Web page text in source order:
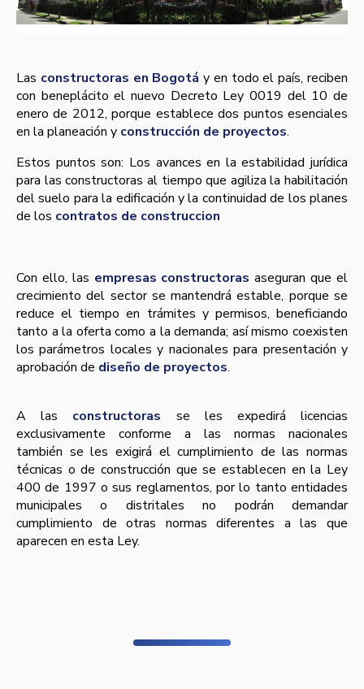
Las constructoras en Bogotá y en todo el paí­s, reciben
con beneplácito el nuevo Decreto Ley 0019 del 10 de
enero de 2012, porque establece dos puntos esenciales
en la planeación y construcción de proyectos.
Estos puntos son: Los avances en la estabilidad jurí­dica
para las constructoras al tiempo que agiliza la habilitación
del suelo para la edificación y la continuidad de los planes
de los contratos de construccion
Con ello, las empresas constructoras aseguran que el
crecimiento del sector se mantendrá estable, porque se
reduce el tiempo en trámites y permisos, beneficiando
tanto a la oferta como a la demanda; así­ mismo coexisten
los parámetros locales y nacionales para presentación y
aprobación de diseño de proyectos.
A las constructoras se les expedirá licencias
exclusivamente conforme a las normas nacionales
también se les exigirá el cumplimiento de las normas
técnicas o de construcción que se establecen en la Ley
400 de 1997 o sus reglamentos, por lo tanto entidades
municipales o distritales no podrán demandar
cumplimiento de otras normas diferentes a las que
aparecen en esta Ley.